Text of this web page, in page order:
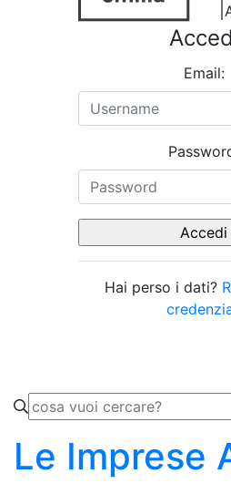
Email:
Hai perso i dati?
Le Imprese